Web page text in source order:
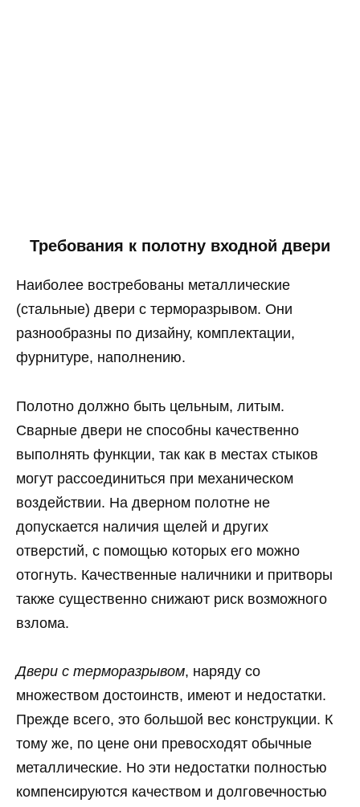
Требования к полотну входной двери
Наиболее востребованы металлические
(стальные) двери с терморазрывом. Они
разнообразны по дизайну, комплектации,
фурнитуре, наполнению.
Полотно должно быть цельным, литым.
Сварные двери не способны качественно
выполнять функции, так как в местах стыков
могут рассоединиться при механическом
воздействии. На дверном полотне не
допускается наличия щелей и других
отверстий, с помощью которых его можно
отогнуть. Качественные наличники и притворы
также существенно снижают риск возможного
взлома.
Двери с терморазрывом, наряду со
множеством достоинств, имеют и недостатки.
Прежде всего, это большой вес конструкции. К
тому же, по цене они превосходят обычные
металлические. Но эти недостатки полностью
компенсируются качеством и долговечностью